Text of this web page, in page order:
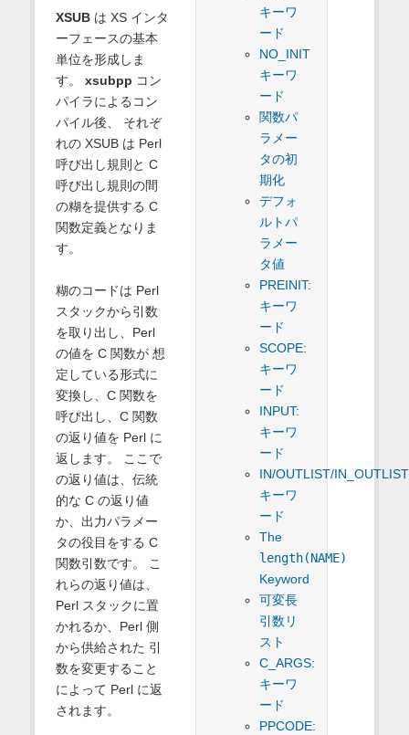
キーワ
ード
NO_INIT
キーワ
ード
関数パ
ラメー
タの初
期化
デフォ
ルトパ
ラメー
タ値
PREINIT:
キーワ
ード
SCOPE:
キーワ
ード
INPUT:
キーワ
ード
IN/OUTLIST/
キーワ
ード
The
length(NAME)
Keyword
可変長
引数リ
スト
C_ARGS:
キーワ
ード
PPCODE:
XSUBは XS インタ
ーフェースの基本
単位を形成しま
す。 xsubpp コン
パイラによるコン
パイル後、 それぞ
れの XSUB は Perl
呼び出し規則と C
呼び出し規則の間
の糊を提供する C
関数定義となりま
す。
糊のコードは Perl
スタックから引数
を取り出し、Perl
の値を C 関数が 想
定している形式に
変換し、C 関数を
呼び出し、C 関数
の返り値を Perl に
返します。 ここで
の返り値は、伝統
的な C の返り値
か、出力パラメー
タの役目をする C
関数引数です。 こ
れらの返り値は、
Perl スタックに置
かれるか、Perl 側
から供給された 引
数を変更すること
によって Perl に返
されます。